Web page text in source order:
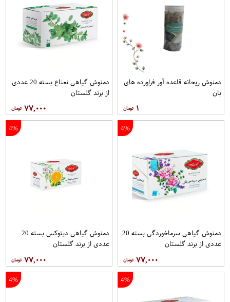
دمنوش ریحانه قاعده آور فراورده های
بان
۱
دمنوش گیاهی نعناع بسته 20 عددی
از برند گلستان
۷۷,۰۰۰
4%
دمنوش گیاهی سرماخوردگی بسته 20
عددی از برند گلستان
۷۷,۰۰۰
4%
دمنوش گیاهی دیتوکس بسته 20
عددی از برند گلستان
۷۷,۰۰۰
4%
4%